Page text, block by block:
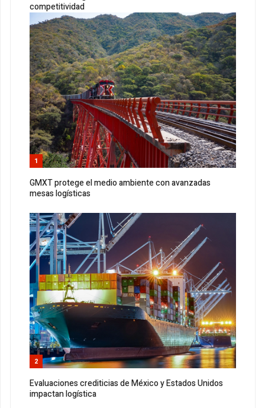
competitividad
1
GMXT protege el medio ambiente con avanzadas
mesas logísticas
2
Evaluaciones crediticias de México y Estados Unidos
impactan logística